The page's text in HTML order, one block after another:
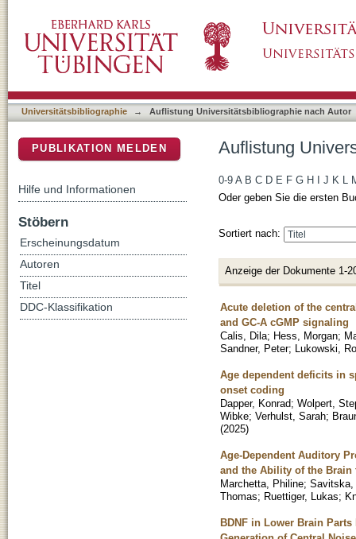
Universitätsbibliographie → Auflistung Universitätsbibliographie nach Autor
Auflistung
0-9 A B C D E F G H J K L
Oder geben Sie die ersten
Sortiert nach:
Anzeige der Dokumente 1-
Acute deletion of the
and GC-A cGMP signaling
Calis, Dila; Hess, Morgan;
Sandner, Peter; Lukowski,
Age dependent deficits in
onset coding
Dapper, Konrad; Wolpert,
Wibke; Verhulst, Sarah;
(2025)
Age-Dependent Auditory
and the Ability of the Brain
Marchetta, Philine; Savitska,
Thomas; Ruettiger, Lukas;
BDNF in Lower Brain
PUBLIKATION MELDEN
Hilfe und Informationen
Stöbern
Erscheinungsdatum
Autoren
Titel
DDC-Klassifikation